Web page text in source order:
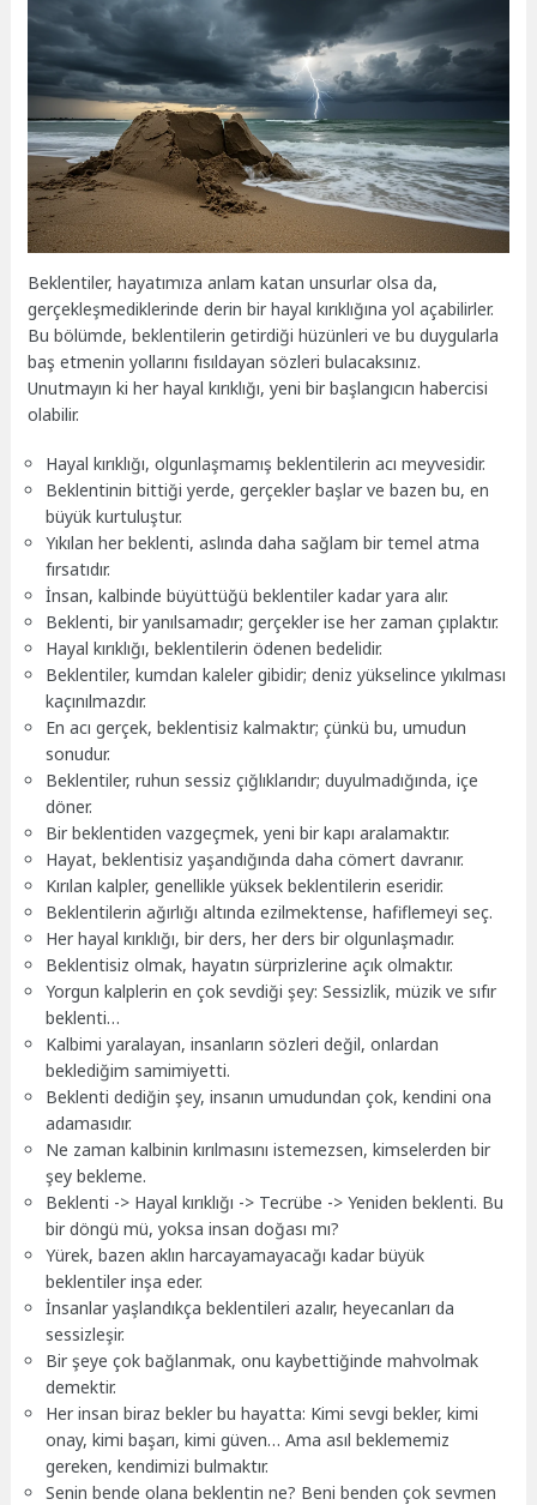
Beklentiler, hayatımıza anlam katan unsurlar olsa da,
gerçekleşmediklerinde derin bir hayal kırıklığına yol açabilirler.
Bu bölümde, beklentilerin getirdiği hüzünleri ve bu duygularla
baş etmenin yollarını fısıldayan sözleri bulacaksınız.
Unutmayın ki her hayal kırıklığı, yeni bir başlangıcın habercisi
olabilir.
Hayal kırıklığı, olgunlaşmamış beklentilerin acı meyvesidir.
Beklentinin bittiği yerde, gerçekler başlar ve bazen bu, en
büyük kurtuluştur.
Yıkılan her beklenti, aslında daha sağlam bir temel atma
fırsatıdır.
İnsan, kalbinde büyüttüğü beklentiler kadar yara alır.
Beklenti, bir yanılsamadır; gerçekler ise her zaman çıplaktır.
Hayal kırıklığı, beklentilerin ödenen bedelidir.
Beklentiler, kumdan kaleler gibidir; deniz yükselince yıkılması
kaçınılmazdır.
En acı gerçek, beklentisiz kalmaktır; çünkü bu, umudun
sonudur.
Beklentiler, ruhun sessiz çığlıklarıdır; duyulmadığında, içe
döner.
Bir beklentiden vazgeçmek, yeni bir kapı aralamaktır.
Hayat, beklentisiz yaşandığında daha cömert davranır.
Kırılan kalpler, genellikle yüksek beklentilerin eseridir.
Beklentilerin ağırlığı altında ezilmektense, hafiflemeyi seç.
Her hayal kırıklığı, bir ders, her ders bir olgunlaşmadır.
Beklentisiz olmak, hayatın sürprizlerine açık olmaktır.
Yorgun kalplerin en çok sevdiği şey: Sessizlik, müzik ve sıfır
beklenti…
Kalbimi yaralayan, insanların sözleri değil, onlardan
beklediğim samimiyetti.
Beklenti dediğin şey, insanın umudundan çok, kendini ona
adamasıdır.
Ne zaman kalbinin kırılmasını istemezsen, kimselerden bir
şey bekleme.
Beklenti -> Hayal kırıklığı -> Tecrübe -> Yeniden beklenti. Bu
bir döngü mü, yoksa insan doğası mı?
Yürek, bazen aklın harcayamayacağı kadar büyük
beklentiler inşa eder.
İnsanlar yaşlandıkça beklentileri azalır, heyecanları da
sessizleşir.
Bir şeye çok bağlanmak, onu kaybettiğinde mahvolmak
demektir.
Her insan biraz bekler bu hayatta: Kimi sevgi bekler, kimi
onay, kimi başarı, kimi güven… Ama asıl beklememiz
gereken, kendimizi bulmaktır.
Senin bende olana beklentin ne? Beni benden çok sevmen